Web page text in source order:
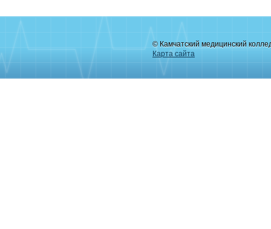
© Камчатский медицинский
Карта сайта